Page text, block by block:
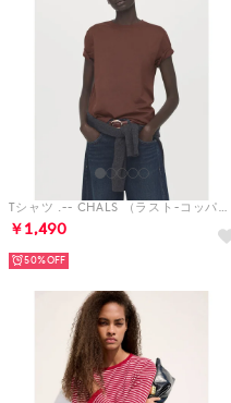
Tシャツ .-- CHALS （ラスト-コッパー）
￥1,490
50%